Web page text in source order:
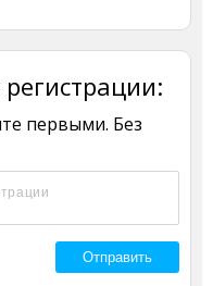
первыми. Без